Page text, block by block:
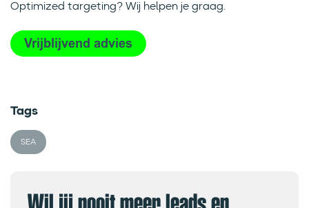
Optimized targeting? Wij helpen je graag.
Tags
SEA